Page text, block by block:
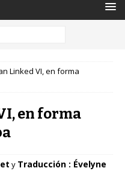
Linked VI, en forma
en forma
y Traducción : Évelyne